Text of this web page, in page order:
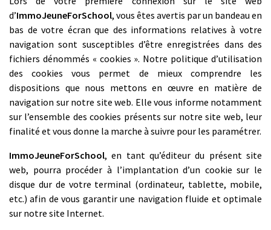
d’ImmoJeuneForSchool, vous êtes avertis par un bandeau en
bas de votre écran que des informations relatives à votre
navigation sont susceptibles d’être enregistrées dans des
fichiers dénommés « cookies ». Notre politique d’utilisation
des cookies vous permet de mieux comprendre les
dispositions que nous mettons en œuvre en matière de
navigation sur notre site web. Elle vous informe notamment
sur l’ensemble des cookies présents sur notre site web, leur
finalité et vous donne la marche à suivre pour les paramétrer.
ImmoJeuneForSchool, en tant qu’éditeur du présent site
web, pourra procéder à l’implantation d’un cookie sur le
disque dur de votre terminal (ordinateur, tablette, mobile,
etc.) afin de vous garantir une navigation fluide et optimale
sur notre site Internet.